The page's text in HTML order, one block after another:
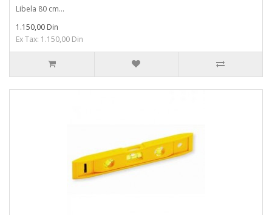
Libela 80 cm...
1.150,00 Din
Ex Tax: 1.150,00 Din